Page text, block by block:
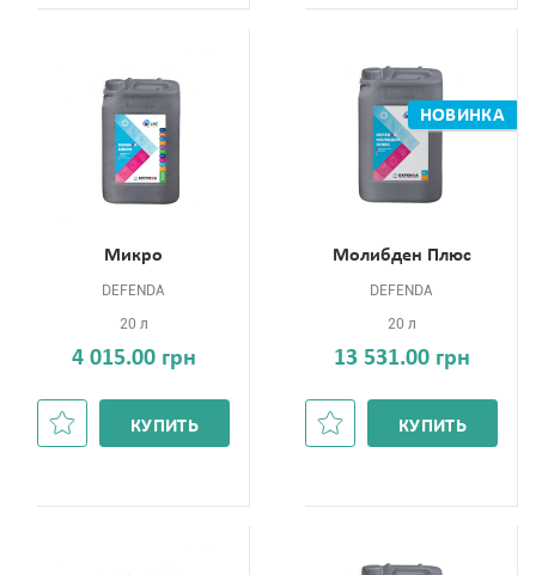
Микро
DEFENDA
20 л
4 015.00 грн
КУПИТЬ
Молибден Плюс
НОВИНКА
DEFENDA
20 л
13 531.00 грн
КУПИТЬ